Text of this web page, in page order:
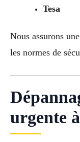
Tesa
Nous assurons
les normes de
urgente